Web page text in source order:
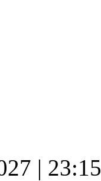
| 23:15